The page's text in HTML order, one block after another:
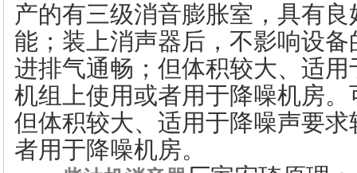
产的有三级消音膨胀室，具有
能；装上消声器后，不影响设
进排气通畅；但体积较大、适
机组上使用或者用于降噪机房。
但体积较大、适用于降噪声要
者用于降噪机房。